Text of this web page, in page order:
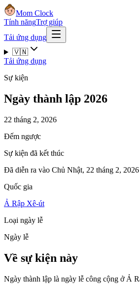
Mom Clock
Tính năngTrợ giúp
Tải ứng dụng
🇻🇳
Tải ứng dụng
Sự kiện
Ngày thành lập 2026
22 tháng 2, 2026
Đếm ngược
Sự kiện đã kết thúc
Đã diễn ra vào Chủ Nhật, 22 tháng 2, 2026
Quốc gia
Ả Rập Xê-út
Loại ngày lễ
Ngày lễ
Về sự kiện này
Ngày thành lập là ngày lễ công cộng ở Ả